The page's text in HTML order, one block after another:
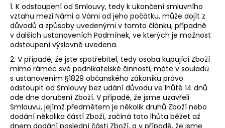
1. K odstoupení od Smlouvy, tedy k ukončení smluvního
vztahu mezi Námi a Vámi od jeho počátku, může dojít z
důvodů a způsoby uvedenými v tomto článku, případně
v dalších ustanoveních Podmínek, ve kterých je možnost
odstoupení výslovně uvedena.
2. V případě, že jste spotřebitel, tedy osoba kupující Zboží
mimo rámec své podnikatelské činnosti, máte v souladu
s ustanovením §1829 občanského zákoníku právo
odstoupit od Smlouvy bez udání důvodu ve lhůtě 14 dnů
ode dne doručení Zboží. V případě, že jsme uzavřeli
Smlouvu, jejímž předmětem je několik druhů Zboží nebo
dodání několika částí Zboží, začíná tato lhůta běžet až